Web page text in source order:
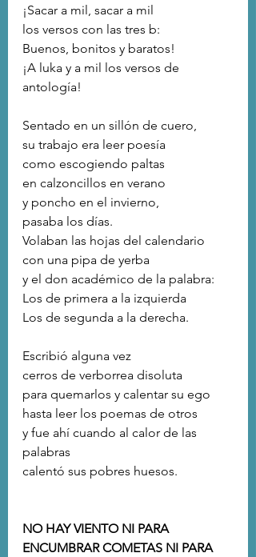
¡Sacar a mil, sacar a mil
los versos con las tres b:
Buenos, bonitos y baratos!
¡A luka y a mil los versos de
antología!
Sentado en un sillón de cuero,
su trabajo era leer poesía
como escogiendo paltas
en calzoncillos en verano
y poncho en el invierno,
pasaba los días.
Volaban las hojas del calendario
con una pipa de yerba
y el don académico de la palabra:
Los de primera a la izquierda
Los de segunda a la derecha.
Escribió alguna vez
cerros de verborrea disoluta
para quemarlos y calentar su ego
hasta leer los poemas de otros
y fue ahí cuando al calor de las
palabras
calentó sus pobres huesos.
NO HAY VIENTO NI PARA
ENCUMBRAR COMETAS NI PARA